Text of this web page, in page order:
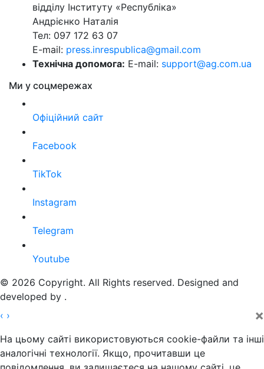
відділу Інституту «Республіка»
Андрієнко Наталія
Тел: 097 172 63 07
E-mail: press.inrespublica@gmail.com
Технічна допомога: E-mail: support@ag.com.ua
Ми у соцмережах
Офіційний сайт
Facebook
TikTok
Instagram
Telegram
Youtube
© 2026 Copyright. All Rights reserved. Designed and
developed by .
‹ › ×
На цьому сайті використовуються cookie-файли та інші
аналогічні технології. Якщо, прочитавши це